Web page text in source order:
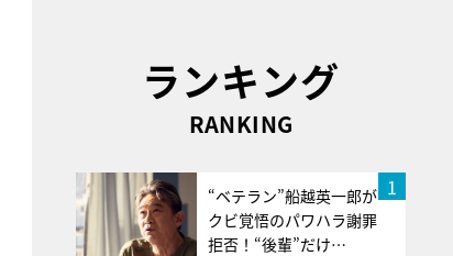
ランキング
RANKING
1
“ベテラン”船越英一郎が
クビ覚悟のパワハラ謝罪
拒否！“後輩”だけ…